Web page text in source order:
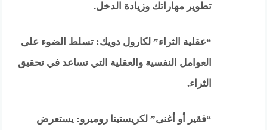
تطوير مهاراتك وزيادة الدخل.
“عقلية الثراء” لكارول دويك: تسلط الضوء على
العوامل النفسية والعقلية التي تساعد في تحقيق
الثراء.
“فقير أو أغنى” لكريستينا روميرو: يستعرض